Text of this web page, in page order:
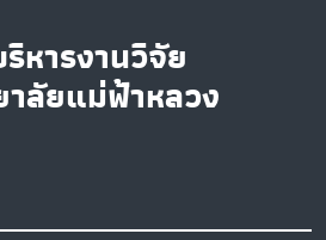
หารงานวิจัย
ลัยแม่ฟ้าหลวง